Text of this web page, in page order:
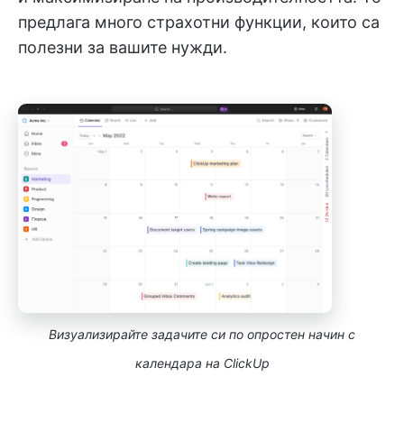
предлага много страхотни функции, които са
полезни за вашите нужди.
Визуализирайте задачите си по опростен начин с
календара на ClickUp